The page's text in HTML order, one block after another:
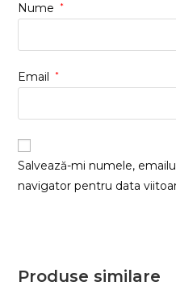
Nume *
Email *
Salvează-mi numele,
navigator pentru data
Produse similare